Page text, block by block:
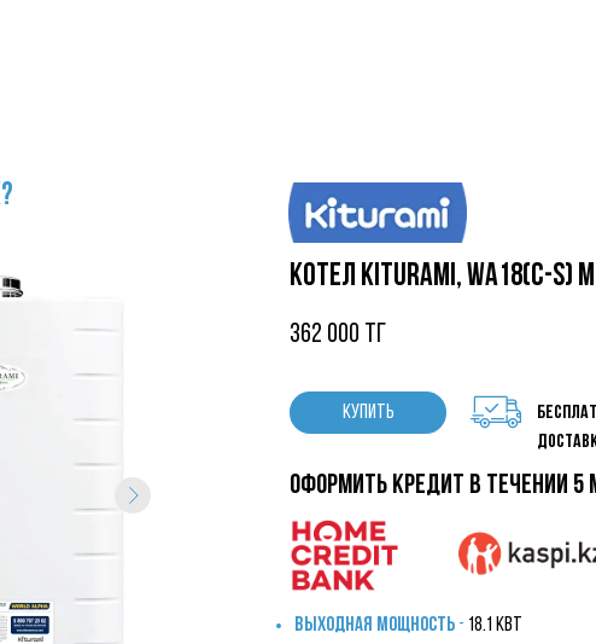
Котел Kiturami, WA18(C-S)
362 000 тг
КУПИТЬ
оформить кредит в течении 5
Выходная мощность - 18.1 кВТ